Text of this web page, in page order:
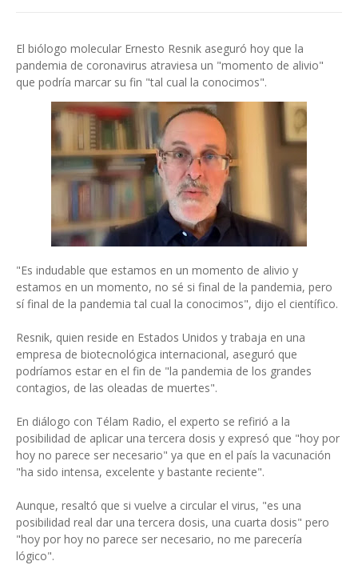
El biólogo molecular Ernesto Resnik aseguró hoy que la
pandemia de coronavirus atraviesa un "momento de alivio"
que podría marcar su fin "tal cual la conocimos".
"Es indudable que estamos en un momento de alivio y
estamos en un momento, no sé si final de la pandemia, pero
sí final de la pandemia tal cual la conocimos", dijo el científico.
Resnik, quien reside en Estados Unidos y trabaja en una
empresa de biotecnológica internacional, aseguró que
podríamos estar en el fin de "la pandemia de los grandes
contagios, de las oleadas de muertes".
En diálogo con Télam Radio, el experto se refirió a la
posibilidad de aplicar una tercera dosis y expresó que "hoy por
hoy no parece ser necesario" ya que en el país la vacunación
"ha sido intensa, excelente y bastante reciente".
Aunque, resaltó que si vuelve a circular el virus, "es una
posibilidad real dar una tercera dosis, una cuarta dosis" pero
"hoy por hoy no parece ser necesario, no me parecería
lógico".